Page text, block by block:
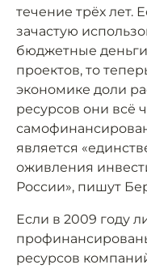
течение трёх лет.
зачастую
бюджетные
проектов, то
экономике доли
ресурсов они всё
является
оживления
России», пишут
Если в 2009 году
ресурсов